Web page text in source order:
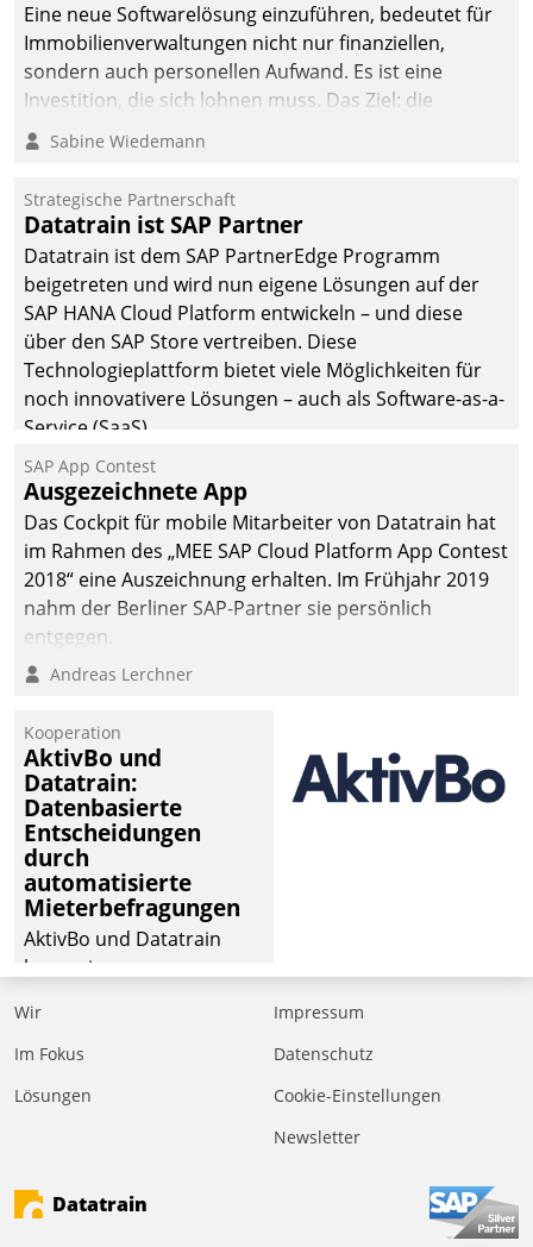
Eine neue Softwarelösung einzuführen, bedeutet für
Immobilienverwaltungen nicht nur finanziellen,
sondern auch personellen Aufwand. Es ist eine
Investition, die sich lohnen muss. Das Ziel: die
nachhaltige Optimierung der Geschäftsabläufe. Damit
dieses Ziel erreicht wird, sollten einige Grundregeln
Sabine Wiedemann
Strategische Partnerschaft
Datatrain ist SAP Partner
Datatrain ist dem SAP PartnerEdge Programm
beigetreten und wird nun eigene Lösungen auf der
SAP HANA Cloud Platform entwickeln – und diese
über den SAP Store vertreiben. Diese
Technologieplattform bietet viele Möglichkeiten für
noch innovativere Lösungen – auch als Software-as-a-
Service (SaaS).
SAP App Contest
Ausgezeichnete App
Das Cockpit für mobile Mitarbeiter von Datatrain hat
im Rahmen des „MEE SAP Cloud Platform App Contest
2018“ eine Auszeichnung erhalten. Im Frühjahr 2019
nahm der Berliner SAP-Partner sie persönlich
entgegen.
Andreas Lerchner
Kooperation
AktivBo und
Datatrain:
Datenbasierte
Entscheidungen
durch
automatisierte
Mieterbefragungen
AktivBo und Datatrain
kooperieren –
profitieren: Die nahtlose
Integration der Lösungen
Datatrain ermöglicht
Mieterbefragungen – eine
starke Grundlage für
Wir
Im Fokus
Lösungen
Impressum
Datenschutz
Cookie-Einstellungen
Newsletter
Datatrain